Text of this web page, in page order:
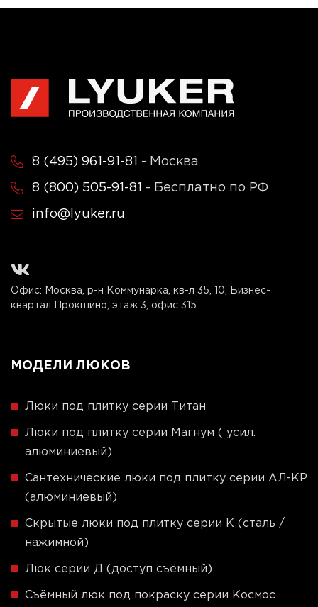
8 (495) 961-91-81 - Москва
8 (800) 505-91-81 - Бесплатно по РФ
info@lyuker.ru
Офис: Москва, р-н Коммунарка, кв-л 35, 10, Бизнес-
квартал Прокшино, этаж 3, офис 315
МОДЕЛИ ЛЮКОВ
Люки под плитку серии Титан
Люки под плитку серии Магнум ( усил.
алюминиевый)
Сантехнические люки под плитку серии АЛ-КР
(алюминиевый)
Скрытые люки под плитку серии K (сталь /
нажимной)
Люк серии Д (доступ съёмный)
Съёмный люк под покраску серии Космос